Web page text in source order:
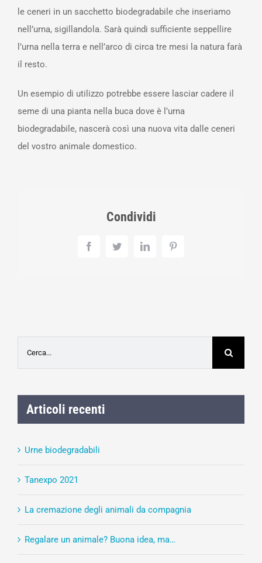
le ceneri in un sacchetto biodegradabile che inseriamo
nell’urna, sigillandola. Sarà quindi sufficiente seppellire
l’urna nella terra e nell’arco di circa tre mesi la natura farà
il resto.
Un esempio di utilizzo potrebbe essere lasciar cadere il
seme di una pianta nella buca dove è l’urna
biodegradabile, nascerà così una nuova vita dalle ceneri
del vostro animale domestico.
Condividi
FacebookTwitterLinkedInPinterest
Articoli recenti
Urne biodegradabili
Tanexpo 2021
La cremazione degli animali da compagnia
Regalare un animale? Buona idea, ma…